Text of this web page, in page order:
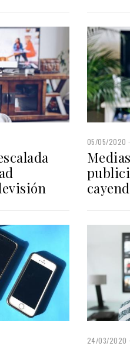
05/05/2020
24/03/2020